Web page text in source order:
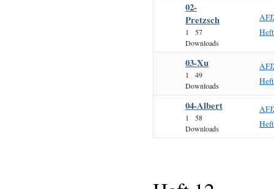
02-
Pretzsch
1
57
Downloads
03-Xu
1
49
Downloads
04-Albert
1
58
Downloads